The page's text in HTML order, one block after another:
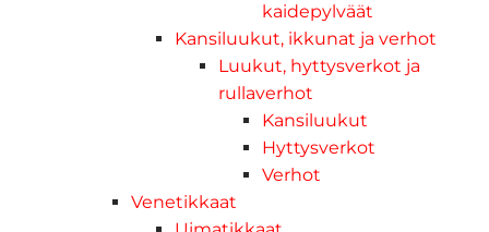
kaidepylväät
Kansiluukut, ikkunat ja verhot
Luukut, hyttysverkot ja
rullaverhot
Kansiluukut
Hyttysverkot
Verhot
Venetikkaat